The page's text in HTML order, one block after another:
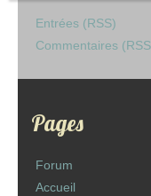
Entrées (RSS)
Commentaires
Pages
Forum
Accueil